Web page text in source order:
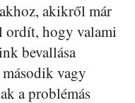
akikről már
ordít, hogy valami
bevallása
vagy
a problémás